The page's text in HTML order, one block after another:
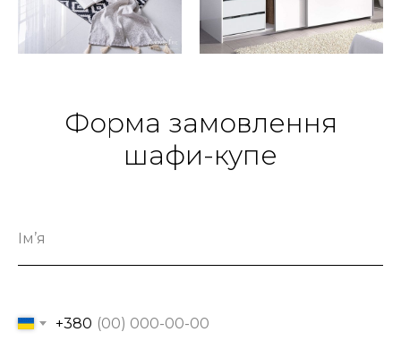
Форма замовлення
шафи-купе
Ім’я
+380